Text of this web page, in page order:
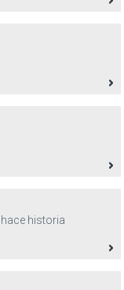
hace historia